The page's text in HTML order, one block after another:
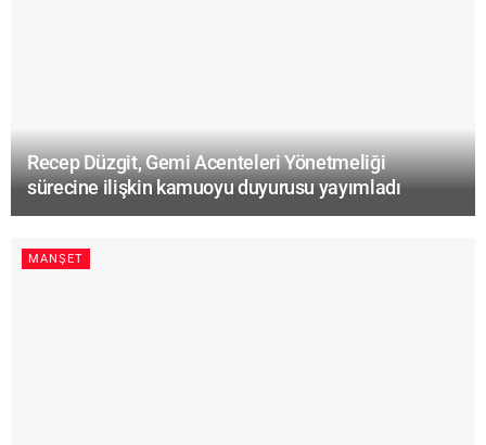
Recep Düzgit, Gemi Acenteleri Yönetmeliği
sürecine ilişkin kamuoyu duyurusu yayımladı
MANŞET